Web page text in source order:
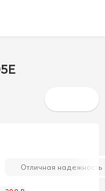
Отличная надежность